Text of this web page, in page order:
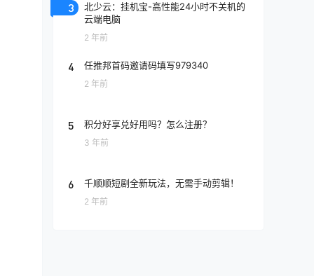
3
北少云：挂机宝-高性能24小时不关机的
云端电脑
2 年前
4 任推邦首码邀请码填写979340
2 年前
5 积分好享兑好用吗？怎么注册？
3 年前
6 千顺顺短剧全新玩法，无需手动剪辑！
2 年前